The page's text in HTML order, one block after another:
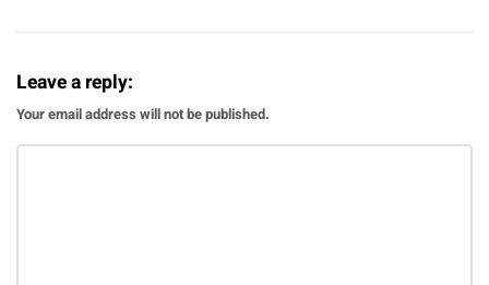
Leave a reply:
Your email address will not be published.